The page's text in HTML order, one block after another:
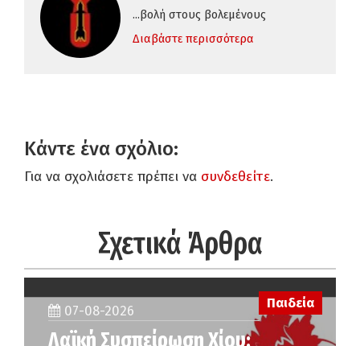
...βολή στους βολεμένους
Διαβάστε περισσότερα
Κάντε ένα σχόλιο:
Για να σχολιάσετε πρέπει να συνδεθείτε.
Σχετικά Άρθρα
Παιδεία
07-08-2026
Λαϊκή Συσπείρωση Χίου: